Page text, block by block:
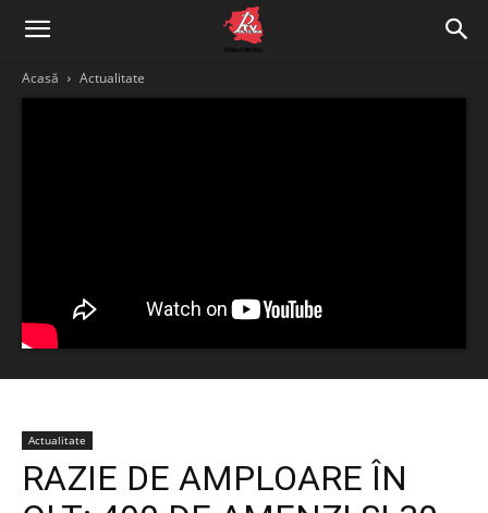
Acasă Actualitate
Actualitate
RAZIE DE AMPLOARE ÎN